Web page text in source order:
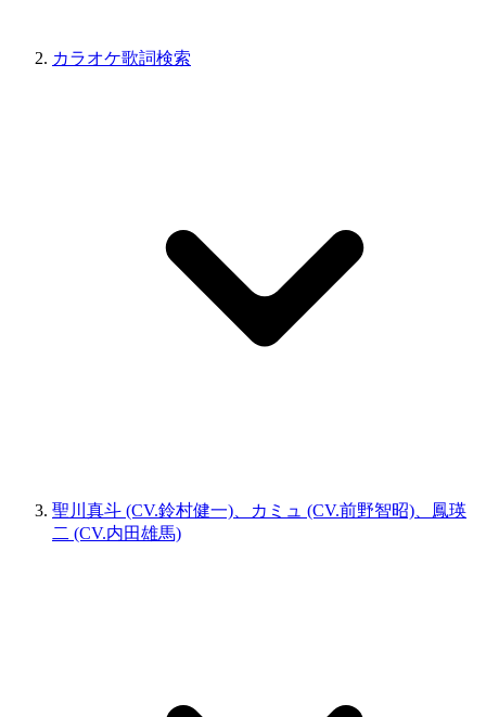
カラオケ歌詞検索
聖川真斗 (CV.鈴村健一)、カミュ (CV.前野智昭)、鳳瑛
二 (CV.内田雄馬)